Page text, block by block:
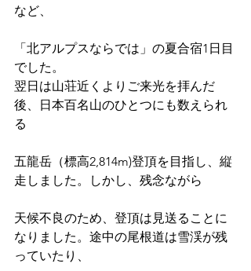
など、
「北アルプスならでは」の夏合宿1日目
でした。
翌日は山荘近くよりご来光を拝んだ
後、日本百名山のひとつにも数えられ
る
五龍岳（標高2,814m)登頂を目指し、縦
走しました。しかし、残念ながら
天候不良のため、登頂は見送ることに
なりました。途中の尾根道は雪渓が残
っていたり、